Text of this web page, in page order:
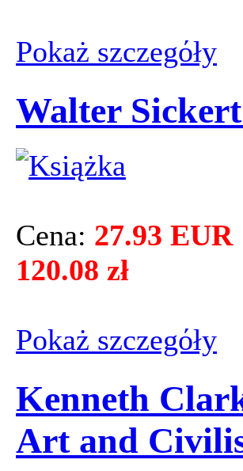
Pokaż szczegόły
Walter
Cena: 27.93 EUR
120.08 zł
Pokaż szczegόły
Kenneth
Art and